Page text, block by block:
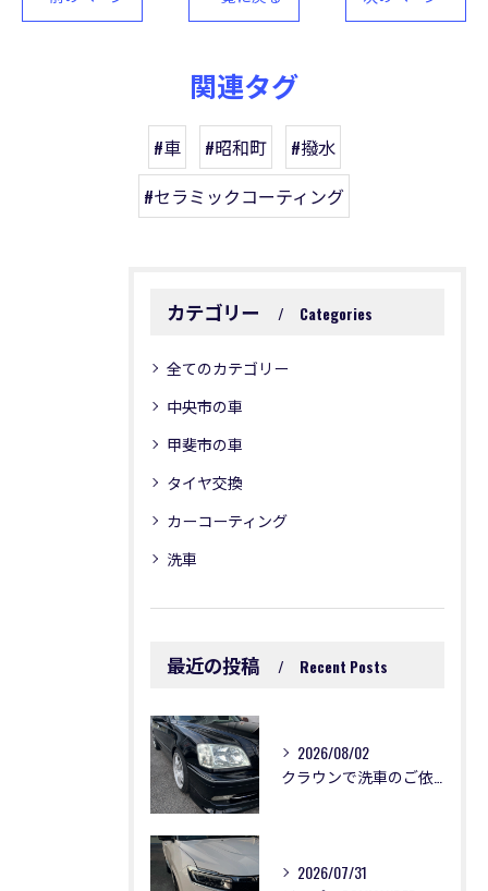
関連タグ
#車 #昭和町
#撥水
#セラミックコーティング
カテゴリー Categories
全てのカテゴリー
中央市の車
甲斐市の車
タイヤ交換
カーコーティング
洗車
最近の投稿 Recent Posts
2026/08/02
2026/07/31
お問い合わせはこちら
お問い合わせはこちら